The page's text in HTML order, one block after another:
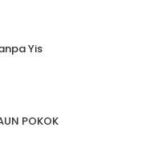
Yis
POKOK